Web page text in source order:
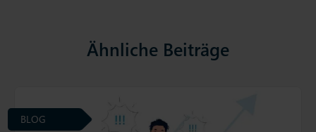
Ähnliche Beiträge
BLOG